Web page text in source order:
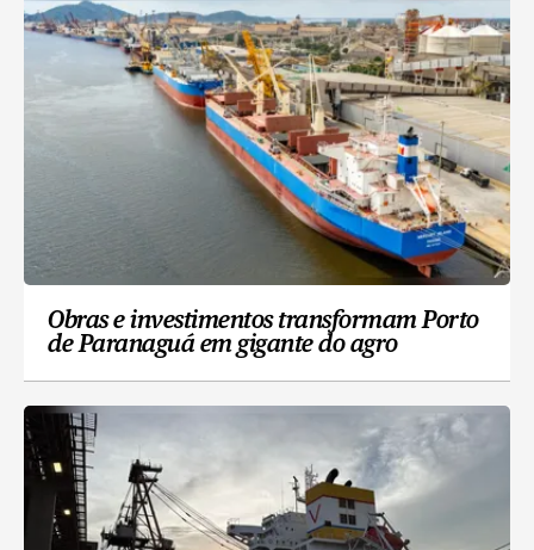
Obras e investimentos transformam Porto
de Paranaguá em gigante do agro